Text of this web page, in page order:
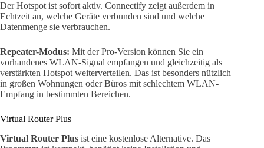
Der Hotspot ist sofort aktiv. Connectify zeigt außerdem in
Echtzeit an, welche Geräte verbunden sind und welche
Datenmenge sie verbrauchen.
Repeater-Modus: Mit der Pro-Version können Sie ein
vorhandenes WLAN-Signal empfangen und gleichzeitig als
verstärkten Hotspot weiterverteilen. Das ist besonders nützlich
in großen Wohnungen oder Büros mit schlechtem WLAN-
Empfang in bestimmten Bereichen.
Virtual Router Plus
Virtual Router Plus ist eine kostenlose Alternative. Das